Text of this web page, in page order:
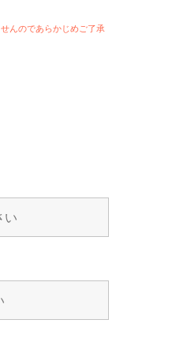
んのであらかじめご了承